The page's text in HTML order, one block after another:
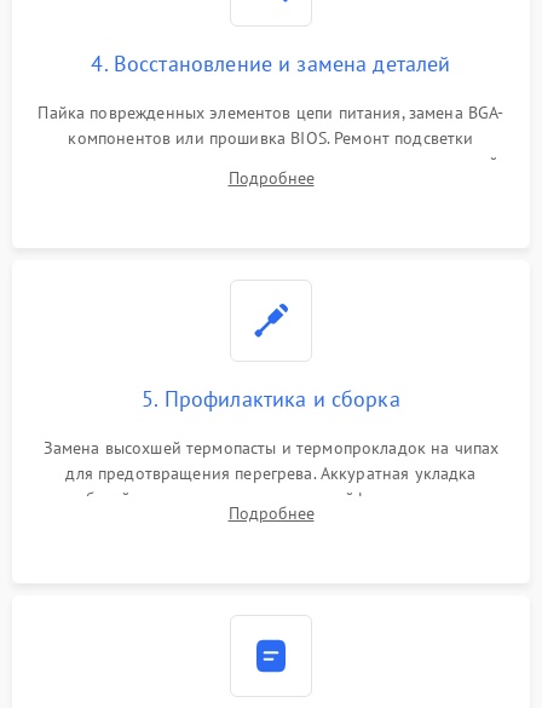
4. Восстановление и замена деталей
Пайка поврежденных элементов цепи питания, замена BGA-
компонентов или прошивка BIOS. Ремонт подсветки
матрицы, замена неисправного накопителя на скоростной
SSD или установка новых модулей памяти.
Подробнее
5. Профилактика и сборка
Замена высохшей термопасты и термопрокладок на чипах
для предотвращения перегрева. Аккуратная укладка
кабелей, подключение хрупких шлейфов матрицы и
надежная фиксация всех элементов внутри корпуса
Подробнее